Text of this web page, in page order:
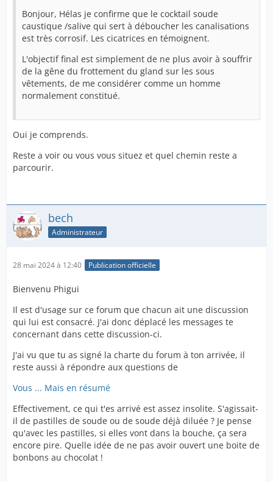
Bonjour, Hélas je confirme que le cocktail soude
caustique /salive qui sert à déboucher les canalisations
est très corrosif. Les cicatrices en témoignent.
L'objectif final est simplement de ne plus avoir à souffrir
de la gêne du frottement du gland sur les sous
vêtements, de me considérer comme un homme
normalement constitué.
Oui je comprends.
Reste a voir ou vous vous situez et quel chemin reste a
parcourir.
bech
Administrateur
28 mai 2024 à 12:40 Publication officielle
Bienvenu Phigui
Il est d'usage sur ce forum que chacun ait une discussion
qui lui est consacré. J'ai donc déplacé les messages te
concernant dans cette discussion-ci.
J'ai vu que tu as signé la charte du forum à ton arrivée, il
reste aussi à répondre aux questions de
Vous ... Mais en résumé
Effectivement, ce qui t'es arrivé est assez insolite. S'agissait-
il de pastilles de soude ou de soude déjà diluée ? Je pense
qu'avec les pastilles, si elles vont dans la bouche, ça sera
encore pire. Quelle idée de ne pas avoir ouvert une boite de
bonbons au chocolat !